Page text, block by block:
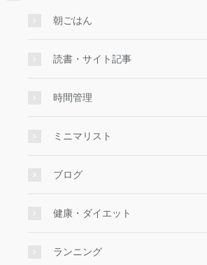
朝ごはん
読書・サイト記事
時間管理
ミニマリスト
ブログ
健康・ダイエット
ランニング